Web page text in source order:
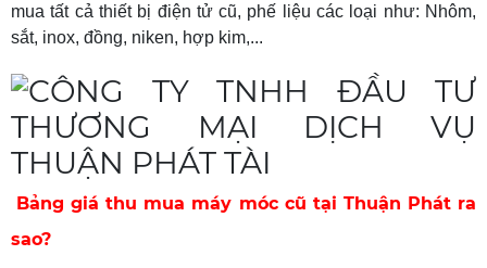
mua tất cả thiết bị điện tử cũ, phế liệu các loại như: Nhôm,
sắt, inox, đồng, niken, hợp kim,...
Bảng giá thu mua máy móc cũ tại Thuận Phát ra
sao?